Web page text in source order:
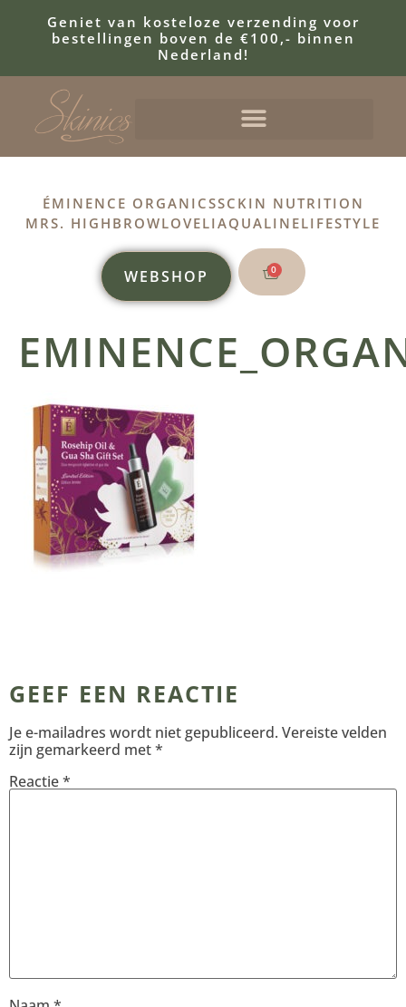
Geniet van kosteloze verzending voor
bestellingen boven de €100,- binnen
Nederland!
ÉMINENCE ORGANICSSCKIN NUTRITION
MRS. HIGHBROWLOVELIAQUALINELIFESTYLE
WEBSHOP 0
GEEF EEN REACTIE
Je e-mailadres wordt niet gepubliceerd. Vereiste velden
zijn gemarkeerd met*
Reactie*